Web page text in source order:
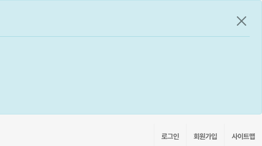
공지
로그인 회원가입 사이트맵